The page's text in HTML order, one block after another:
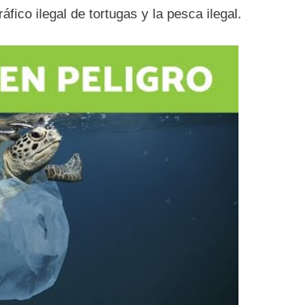
ilegal de tortugas y la pesca ilegal.